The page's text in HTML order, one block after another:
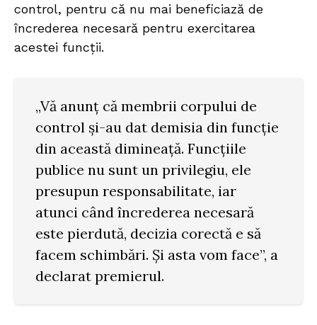
control, pentru că nu mai beneficiază de
încrederea necesară pentru exercitarea
acestei funcții.
„Vă anunț că membrii corpului de
control și-au dat demisia din funcție
din această dimineață. Funcțiile
publice nu sunt un privilegiu, ele
presupun responsabilitate, iar
atunci când încrederea necesară
este pierdută, decizia corectă e să
facem schimbări. Și asta vom face”, a
declarat premierul.